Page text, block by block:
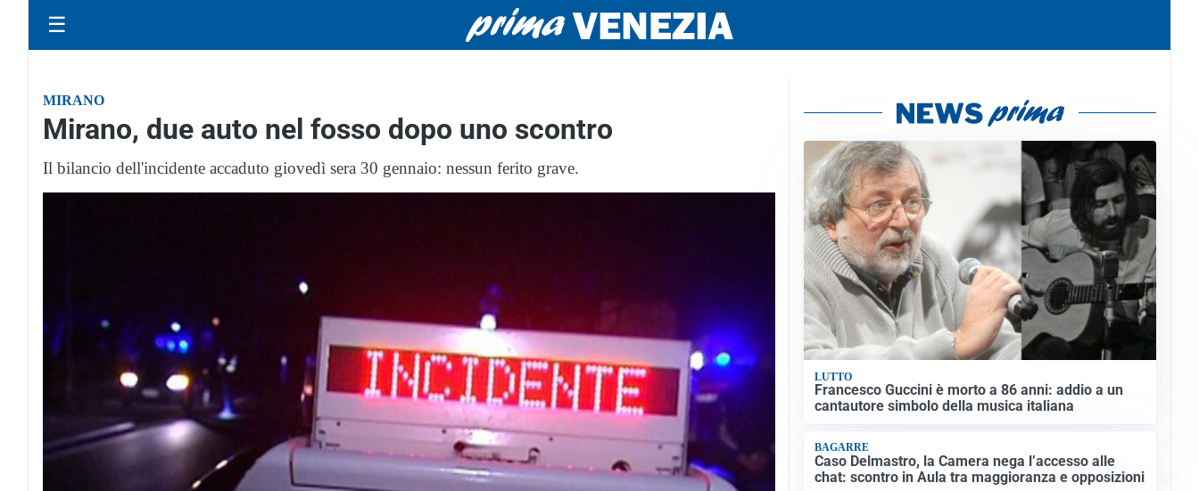
☰
MIRANO
Mirano, due auto nel fosso dopo uno scontro
Il bilancio dell'incidente accaduto giovedì sera 30 gennaio: nessun ferito grave.
LUTTO
Francesco Guccini è morto a 86 anni: addio a un
cantautore simbolo della musica italiana
BAGARRE
Caso Delmastro, la Camera nega l’accesso alle
chat: scontro in Aula tra maggioranza e opposizioni